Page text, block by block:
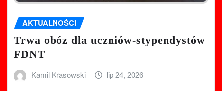
AKTUALNOŚCI
Trwa obóz dla uczniów-stypendystów
FDNT
Kamil Krasowski lip 24, 2026